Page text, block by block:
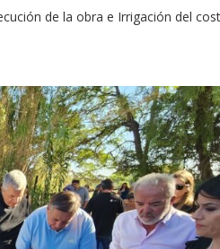
de la obra e Irrigación del